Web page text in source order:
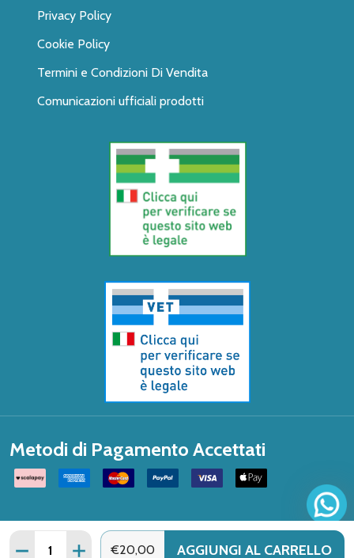
Quantità:
DIMINUISCI QUANTITÀ DI L'ERBOLARIO - OSMANTHUS
AUMENTA QUANTITÀ DI L'ERBOLARIO -
€20,00 AGGIUNGI AL CARRELLO
Privacy Policy
Cookie Policy
Termini e Condizioni Di Vendita
Comunicazioni ufficiali prodotti
Metodi di Pagamento Accettati